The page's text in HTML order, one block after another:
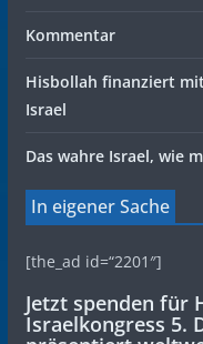
Kommentar
Hisbollah finanziert
Israel
Das wahre Israel, wie
In eigener Sache
[the_ad id=“2201″]
Jetzt spenden für
Israelkongress 5.